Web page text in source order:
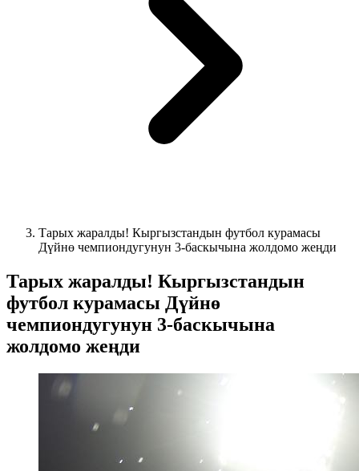
Тарых жаралды! Кыргызстандын футбол курамасы
Дүйнө чемпиондугунун 3-баскычына жолдомо жеңди
Тарых жаралды! Кыргызстандын
футбол курамасы Дүйнө
чемпиондугунун 3-баскычына
жолдомо жеңди